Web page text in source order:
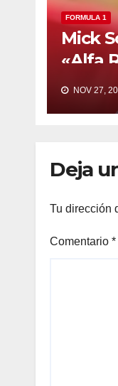
FORMULA 1
Mick
«Alfa
hecho
pero
NOV 27,
Deja
Tu dirección
Comentario *